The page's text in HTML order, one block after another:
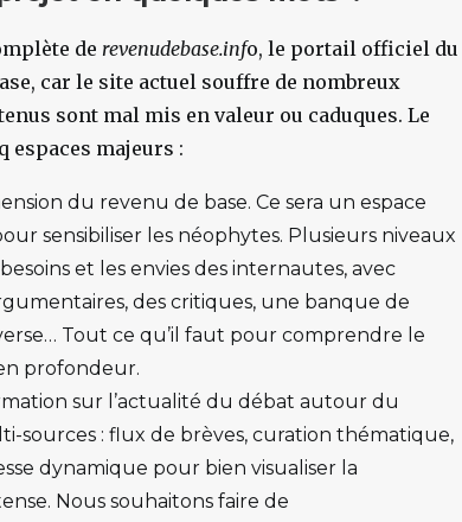
de revenudebase.info, le portail officiel du
car le site actuel souffre de nombreux
sont mal mis en valeur ou caduques. Le
espaces majeurs :
du revenu de base. Ce sera un espace
sensibiliser les néophytes. Plusieurs niveaux
et les envies des internautes, avec
des critiques, une banque de
Tout ce qu’il faut pour comprendre le
profondeur.
sur l’actualité du débat autour du
sources : flux de brèves, curation thématique,
dynamique pour bien visualiser la
Nous souhaitons faire de